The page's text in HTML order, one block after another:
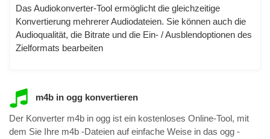
Das Audiokonverter-Tool ermöglicht die gleichzeitige
Konvertierung mehrerer Audiodateien. Sie können auch die
Audioqualität, die Bitrate und die Ein- / Ausblendoptionen des
Zielformats bearbeiten
m4b in ogg konvertieren
Der Konverter m4b in ogg ist ein kostenloses Online-Tool, mit
dem Sie Ihre m4b -Dateien auf einfache Weise in das ogg -